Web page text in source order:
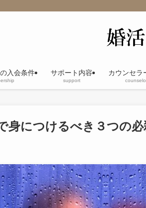
入会条件 サポート内容
support
カウンセラ
身につけるべき３つの必